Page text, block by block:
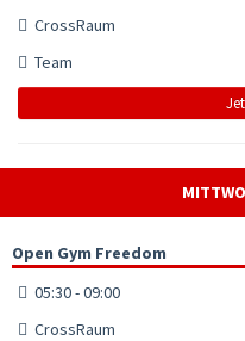
CrossRaum
Team
Open Gym Freedom
05:30 - 09:00
CrossRaum